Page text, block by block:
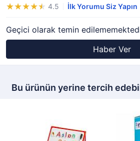
4.5 İlk Yorumu Siz Yapın
Geçici olarak temin
Haber Ver
Bu ürünün yerine tercih